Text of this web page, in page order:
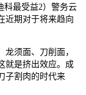
科最受益2）警务云
近期对于将来趋向
须面、刀削面，
就是挤出效应。成
子割肉的时代来